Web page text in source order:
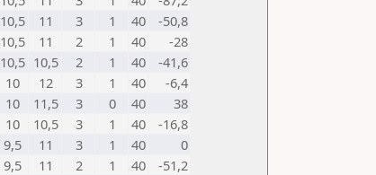
10,5 11 3 1 40
-50,8
10,5 11 2 1 40
-28
10,5 10,5 2 1 40
-41,6
10 12 3 1 40
-6,4
10 11,5 3 0 40
38
10 10,5 3 1 40
-16,8
9,5 11 3 1 40
0
9,5 11 2 1 40
-51,2